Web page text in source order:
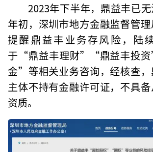
2023年下半年，鼎益丰已
年初，深圳市地方金融监督管理
提醒鼎益丰业务存风险，陆
于“鼎益丰理财”“鼎益丰投
金”等相关业务咨询，经核查，
主体不持有金融许可证，不具
资质。